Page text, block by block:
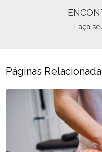
Faça
Páginas